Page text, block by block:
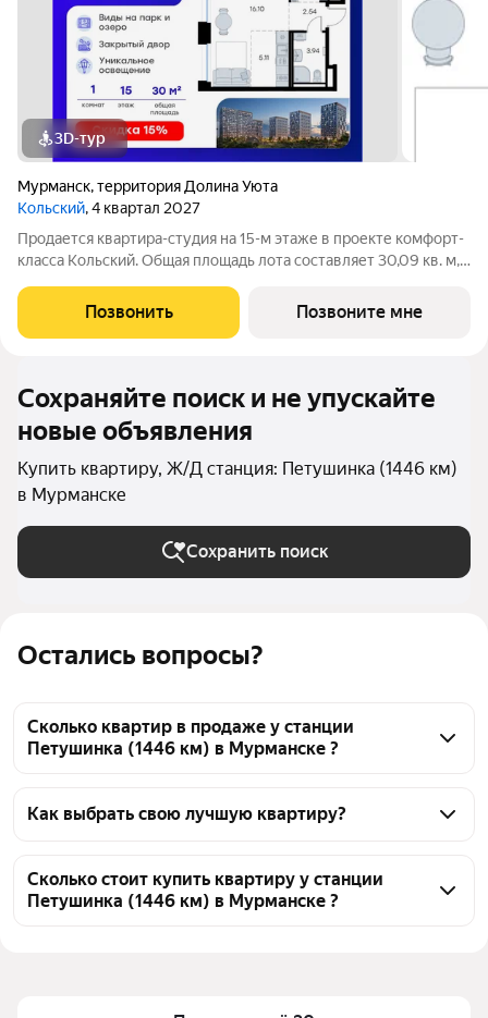
Остались вопросы?
Сколько квартир в продаже у станции
Петушинка (1446 км) в Мурманске ?
Петушинка (1446 км) в Мурманске 128 квартир, из
Как выбрать свою лучшую квартиру?
Петушинка (1446 км), воспользуйтесь тепловой
картой для оценки инфраструктуры и
Сколько стоит купить квартиру у станции
Петушинка (1446 км) в Мурманске ?
3D-тур
Мурманск,территория Долина Уюта
Кольский, 4 квартал 2027
Продается квартира-студия на 15-м этаже в проекте комфорт-
класса Кольский. Общая площадь лота составляет 30,09 кв. м,
кухонную зону. Номер квартиры - 175. Преимущества
квартиры: зонируемая
Позвонить Позвоните мне
Сохраняйте поиск и не упускайте
новые объявления
Купить квартиру, Ж/Д станция: Петушинка (1446 км)
в Мурманске
Сохранить поиск